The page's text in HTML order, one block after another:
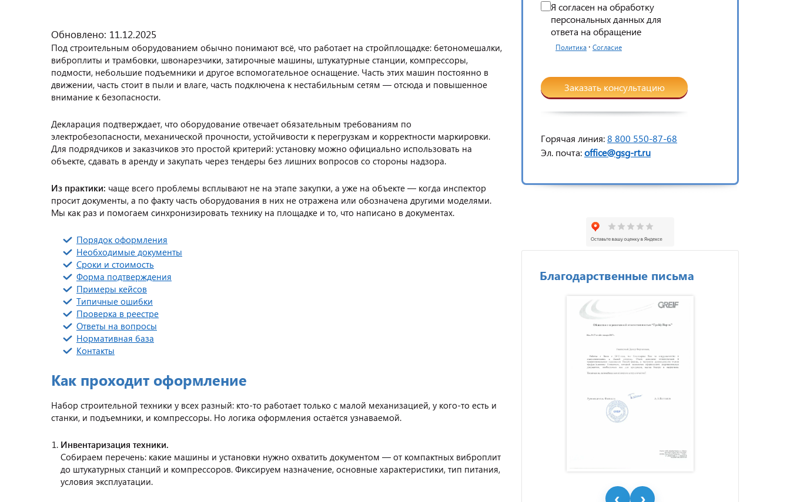
Обновлено: 11.12.2025
Под строительным оборудованием обычно понимают всё, что работает на стройплощадке: бетономешалки,
виброплиты и трамбовки, швонарезчики, затирочные машины, штукатурные станции, компрессоры,
подмости, небольшие подъемники и другое вспомогательное оснащение. Часть этих машин постоянно в
движении, часть стоит в пыли и влаге, часть подключена к нестабильным сетям — отсюда и повышенное
внимание к безопасности.
Декларация подтверждает, что оборудование отвечает обязательным требованиям по
электробезопасности, механической прочности, устойчивости к перегрузкам и корректности маркировки.
Для подрядчиков и заказчиков это простой критерий: установку можно официально использовать на
объекте, сдавать в аренду и закупать через тендеры без лишних вопросов со стороны надзора.
Из практики: чаще всего проблемы всплывают не на этапе закупки, а уже на объекте — когда инспектор
просит документы, а по факту часть оборудования в них не отражена или обозначена другими моделями.
Мы как раз и помогаем синхронизировать технику на площадке и то, что написано в документах.
Порядок оформления
Необходимые документы
Сроки и стоимость
Форма подтверждения
Примеры кейсов
Типичные ошибки
Проверка в реестре
Ответы на вопросы
Нормативная база
Контакты
Как проходит оформление
Набор строительной техники у всех разный: кто-то работает только с малой механизацией, у кого-то есть и
станки, и подъемники, и компрессоры. Но логика оформления остаётся узнаваемой.
Инвентаризация техники.
Собираем перечень: какие машины и установки нужно охватить документом — от компактных виброплит
до штукатурных станций и компрессоров. Фиксируем назначение, основные характеристики, тип питания,
условия эксплуатации.
Я согласен на обработку
персональных данных для
ответа на обращение
Политика · Согласие
Заказать консультацию
Горячая линия:8 800 550-87-68
Эл. почта:office@gsg-rt.ru
Благодарственные письма